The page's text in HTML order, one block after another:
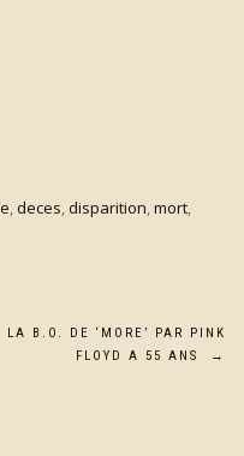
,deces,disparition,mort,
LA B.O. DE ‘MORE’ PAR PINK
FLOYD A 55 ANS
→